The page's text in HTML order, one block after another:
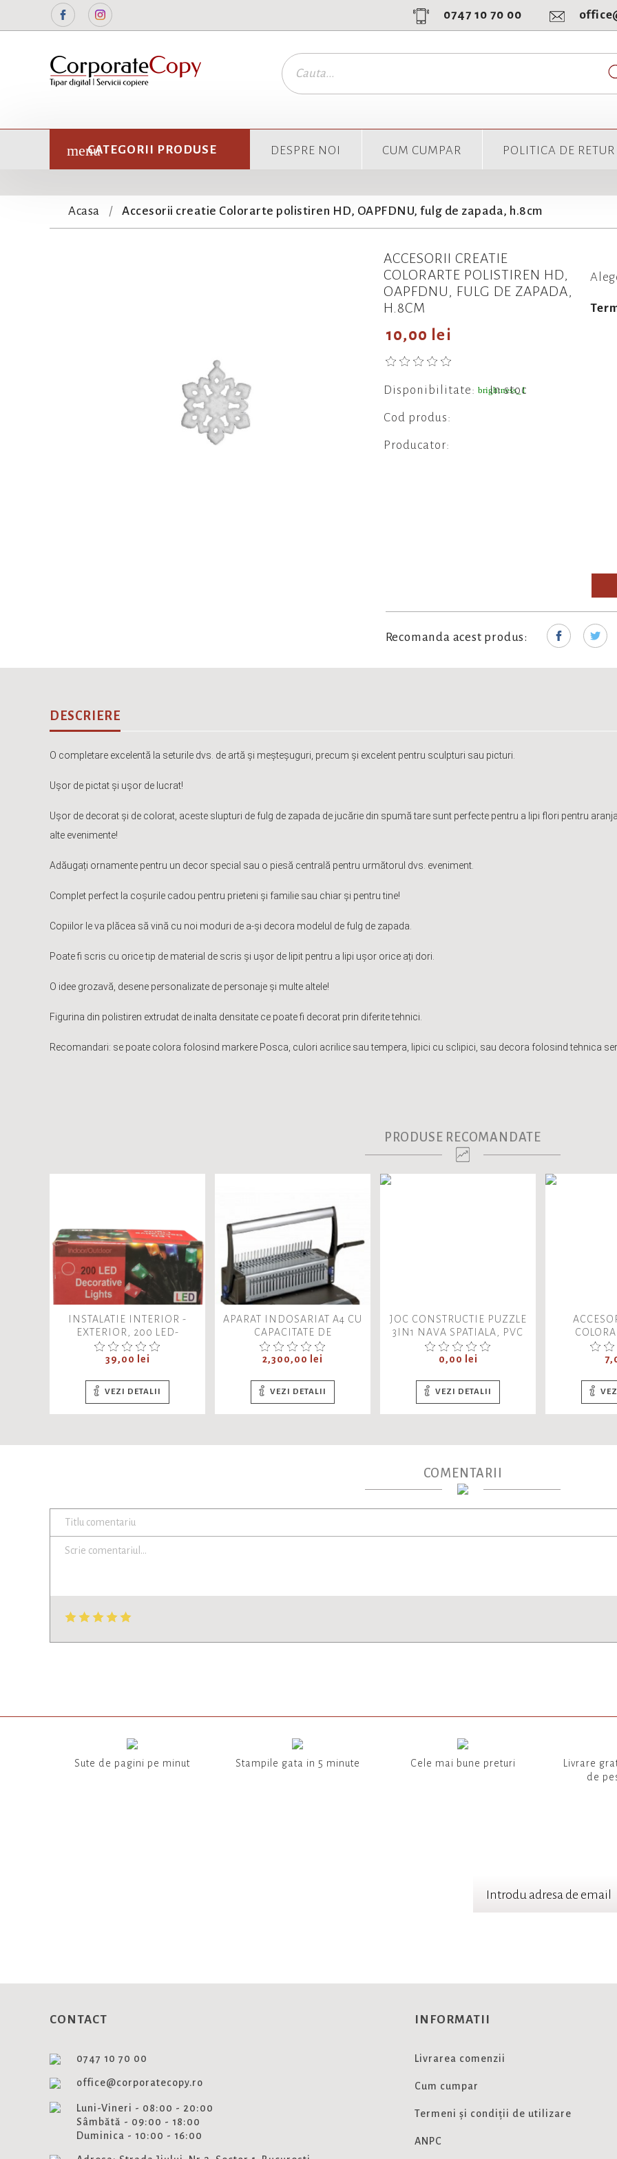
FacebookInstagram 0747 10 70 00
CATEGORII PRODUSE DESPRE NOI CUM CUMPAR POLITICA DE RETUR
Acasa Accesorii creatie Colorarte polistiren HD, OAPFDNU, fulg de zapada, h.8cm
ACCESORII CREATIE
COLORARTE POLISTIREN HD,
OAPFDNU, FULG DE ZAPADA,
H.8CM
10,00 lei
Disponibilitate: brightness_1
In stoc
Cod produs:
Producator:
Recomanda acest produs:
DESCRIERE
O completare excelentă la seturile dvs. de artă și meșteșuguri, precum și excelent pentru sculpturi sau picturi.
Ușor de pictat și ușor de lucrat!
Ușor de decorat și de colorat, aceste slupturi de fulg de zapada de jucărie din spumă tare sunt perfecte pentru a lipi flori pentru
alte evenimente!
Adăugați ornamente pentru un decor special sau o piesă centrală pentru următorul dvs. eveniment.
Complet perfect la coșurile cadou pentru prieteni și familie sau chiar și pentru tine!
Copiilor le va plăcea să vină cu noi moduri de a-și decora modelul de fulg de zapada.
Poate fi scris cu orice tip de material de scris și ușor de lipit pentru a lipi ușor orice ați dori.
O idee grozavă, desene personalizate de personaje și multe altele!
Figurina din polistiren extrudat de inalta densitate ce poate fi decorat prin diferite tehnici.
Recomandari: se poate colora folosind markere Posca, culori acrilice sau tempera, lipici cu sclipici, sau decora folosind tehnica
PRODUSE RECOMANDATE
INSTALATIE INTERIOR -
EXTERIOR, 200 LED-
URI/CUTIE, 9M, LUMINA
ROSIE
Pret
39,00 lei
VEZI DETALII
APARAT INDOSARIAT A4 CU
CAPACITATE DE
INDOSARIERE DE 450 COLI
Pret
2,300,00 lei
VEZI DETALII
JOC CONSTRUCTIE PUZZLE
3IN1 NAVA SPATIALA, PVC
ALLEBLOX, 492883, 103
PIESE, NO.AB8013, 19X14X5
Pret
0,00 lei
VEZI DETALII
ANANAS,
COMENTARII
Sute de pagini pe minut Stampile gata in 5 minute Cele mai bune preturi
Livrare
de
CONTACT
0747 10 70 00
office@corporatecopy.ro
Luni-Vineri - 08:00 - 20:00
Sâmbătă - 09:00 - 18:00
Duminica - 10:00 - 16:00
INFORMATII
Livrarea comenzii
Cum cumpar
Termeni și condiții de utilizare
ANPC